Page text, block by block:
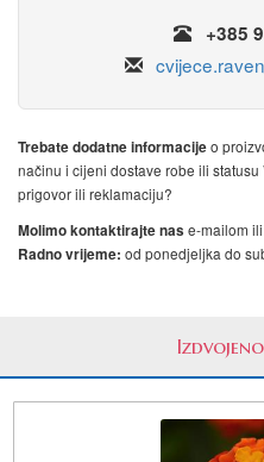
+385
Trebate dodatne informacijeo
načinu i cijeni dostave robe ili
prigovor ili reklamaciju?
Molimo kontaktirajte nas e-mailom
Radno vrijeme: od ponedjeljka do